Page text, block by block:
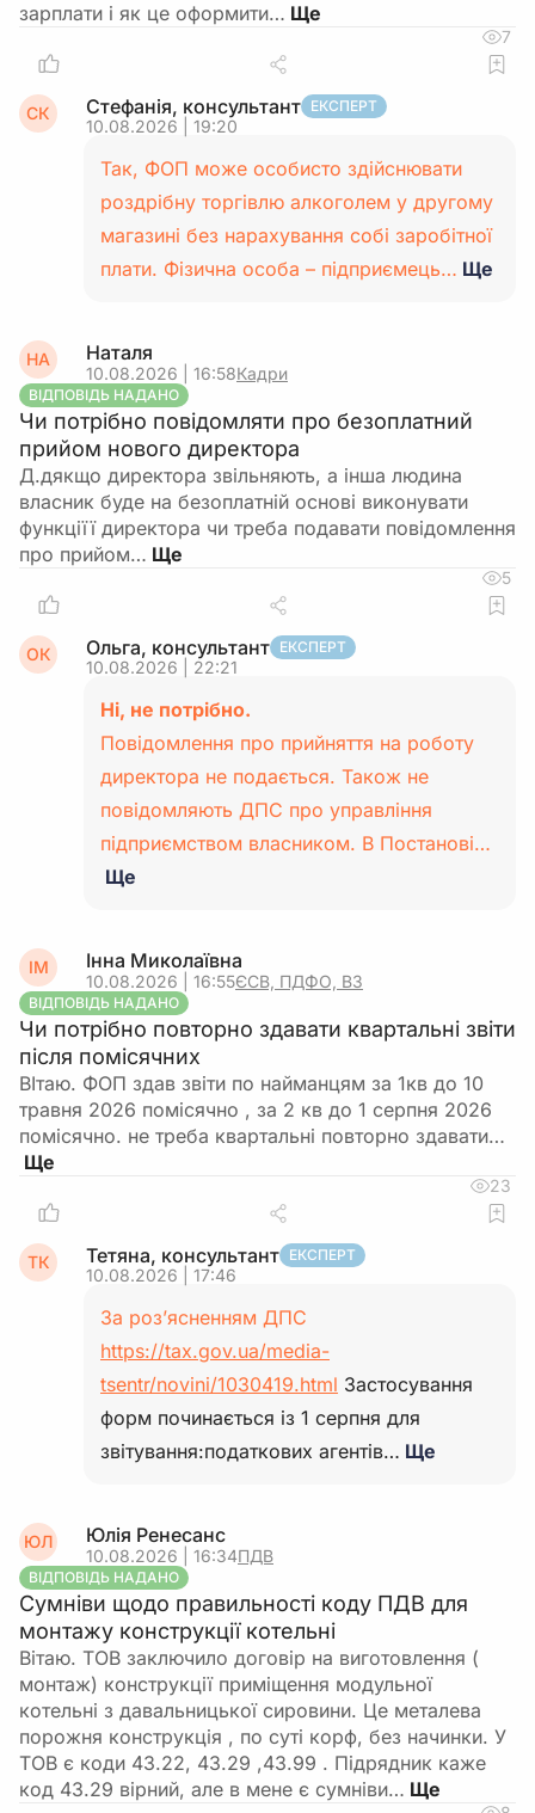
зарплати і як це оформити…
7
СК Стефанія, консультант ЕКСПЕРТ
10.08.2026 | 19:20
Так, ФОП може особисто здійснювати
роздрібну торгівлю алкоголем у другому
магазині без нарахування собі заробітної
плати. Фізична особа – підприємець… Ще
НА Наталя
10.08.2026 | 16:58Кадри
ВІДПОВІДЬ НАДАНО
Чи потрібно повідомляти про безоплатний
прийом нового директора
Д.дякщо директора звільняють, а інша людина
власник буде на безоплатній основі виконувати
функціїї директора чи треба подавати повідомлення
про прийом…
5
ОК Ольга, консультант ЕКСПЕРТ
10.08.2026 | 22:21
Ні, не потрібно.
Повідомлення про прийняття на роботу
директора не подається. Також не
повідомляють ДПС про управління
підприємством власником. В Постанові…
Ще
ІМ Інна Миколаївна
10.08.2026 | 16:55ЄСВ, ПДФО, ВЗ
ВІДПОВІДЬ НАДАНО
Чи потрібно повторно здавати квартальні звіти
після помісячних
ВІтаю. ФОП здав звіти по найманцям за 1кв до 10
травня 2026 помісячно , за 2 кв до 1 серпня 2026
помісячно. не треба квартальні повторно здавати…
23
ТК Тетяна, консультант ЕКСПЕРТ
10.08.2026 | 17:46
За роз’ясненням ДПС
https://tax.gov.ua/media-
tsentr/novini/1030419.html Застосування
форм починається із 1 серпня для
звітування:податкових агентів… Ще
ЮЛ Юлія Ренесанс
10.08.2026 | 16:34ПДВ
ВІДПОВІДЬ НАДАНО
Сумніви щодо правильності коду ПДВ для
монтажу конструкції котельні
Вітаю. ТОВ заключило договір на виготовлення (
монтаж) конструкції приміщення модульної
котельні з давальницької сировини. Це металева
порожня конструкція , по суті корф, без начинки. У
ТОВ є коди 43.22, 43.29 ,43.99 . Підрядник каже
код 43.29 вірний, але в мене є сумніви…